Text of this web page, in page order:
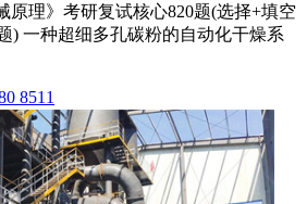
原理》考研复试核心820题(选择+填空
) 一种超细多孔碳粉的自动化干燥系
8511